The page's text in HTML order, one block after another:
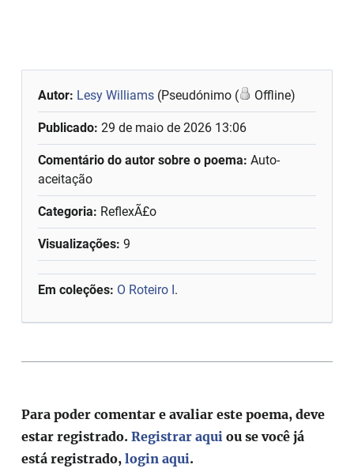
Autor: Lesy Williams (Pseudónimo ( Offline)
Publicado:29 de maio de 2026 13:06
Comentário do autor sobre o poema:Auto-
aceitação
Categoria: ReflexÃ£o
Visualizações: 9
Em coleções: O Roteiro I.
Para poder comentar e avaliar este poema, deve
estar registrado.Registrar aqui ou se você já
está registrado,login aqui.